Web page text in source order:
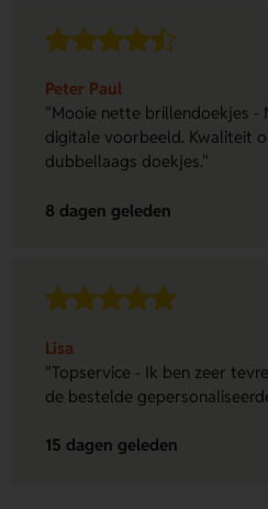
Peter Paul
"Mooie nette brillendoekjes -
digitale voorbeeld. Kwaliteit
dubbellaags doekjes."
8 dagen geleden
Lisa
"Topservice - Ik ben zeer
de bestelde
15 dagen geleden